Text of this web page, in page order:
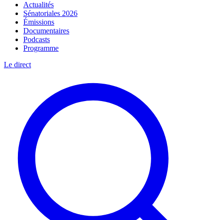
Actualités
Sénatoriales 2026
Émissions
Documentaires
Podcasts
Programme
Le direct